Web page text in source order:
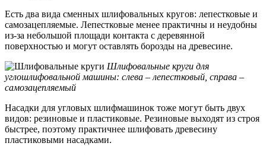
Есть два вида сменных шлифовальных кругов: лепестковые и
самозацепляемые. Лепестковые менее практичны и неудобны
из-за небольшой площади контакта с деревянной
поверхностью и могут оставлять борозды на древесине.
Шлифовальные круги для
углошлифовальной машины: слева – лепестковый, справа –
самозацепляемый
Насадки для угловых шлифмашинок тоже могут быть двух
видов: резиновые и пластиковые. Резиновые выходят из строя
быстрее, поэтому практичнее шлифовать древесину
пластиковыми насадками.